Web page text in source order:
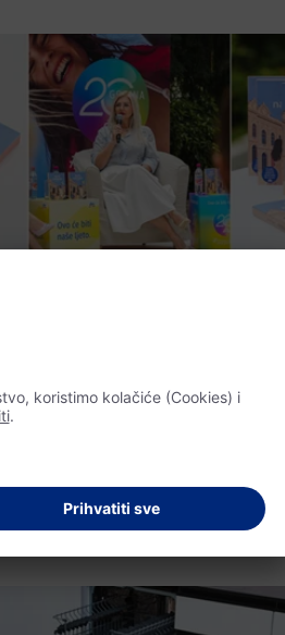
dm ljetne knjige, Melisa Krnić, govori
ljetnoj knjizi, o sebi i onom posebnom